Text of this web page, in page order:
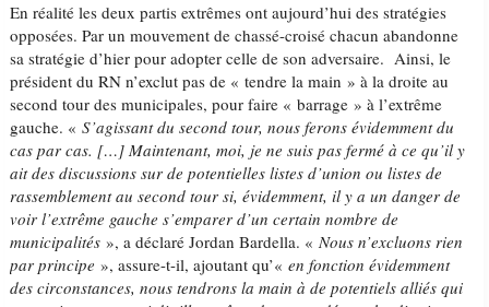
En réalité les deux partis extrêmes ont aujourd’hui des stratégies
opposées. Par un mouvement de chassé-croisé chacun abandonne
sa stratégie d’hier pour adopter celle de son adversaire. Ainsi, le
président du RN n’exclut pas de « tendre la main » à la droite au
second tour des municipales, pour faire « barrage » à l’extrême
gauche. «S’agissant du second tour, nous ferons évidemment du
cas par cas. […] Maintenant, moi, je ne suis pas fermé à ce qu’il y
ait des discussions sur de potentielles listes d’union ou listes de
rassemblement au second tour si, évidemment, il y a un danger de
voir l’extrême gauche s’emparer d’un certain nombre de
municipalités», a déclaré Jordan Bardella. «Nous n’excluons rien
par principe », assure-t-il, ajoutant qu’«en fonction évidemment
des circonstances, nous tendrons la main à de potentiels alliés qui